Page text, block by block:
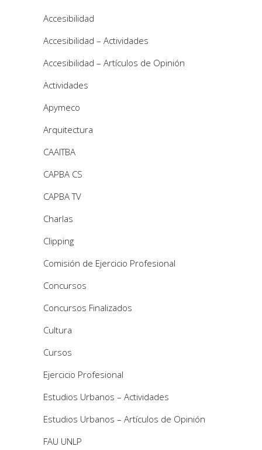
Accesibilidad
Accesibilidad – Actividades
Accesibilidad – Artículos de Opinión
Actividades
Apymeco
Arquitectura
CAAITBA
CAPBA CS
CAPBA TV
Charlas
Clipping
Comisión de Ejercicio Profesional
Concursos
Concursos Finalizados
Cultura
Cursos
Ejercicio Profesional
Estudios Urbanos – Actividades
Estudios Urbanos – Artículos de Opinión
FAU UNLP